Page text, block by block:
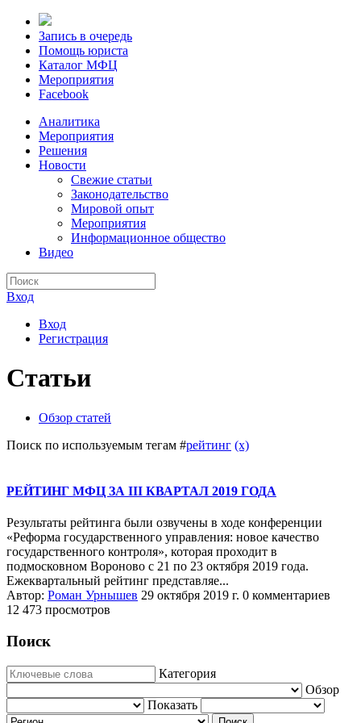
Запись в очередь
Помощь юриста
Каталог МФЦ
Мероприятия
Facebook
Аналитика
Мероприятия
Решения
Новости
Свежие статьи
Законодательство
Мировой опыт
Мероприятия
Информационное общество
Видео
Вход
Вход
Регистрация
Статьи
Обзор статей
Поиск по используемым тегам #рейтинг (x)
РЕЙТИНГ МФЦ ЗА III КВАРТАЛ 2019 ГОДА
Результаты рейтинга были озвучены в ходе конференции
«Реформа государственного управления: новое качество
государственного контроля», которая проходит в
подмосковном Вороново с 21 по 23 октября 2019 года.
Ежеквартальный рейтинг представляе...
Автор: Роман Урнышев 29 октября 2019 г. 0 комментариев
12 473 просмотров
Поиск
Категория
Обзор
Показать